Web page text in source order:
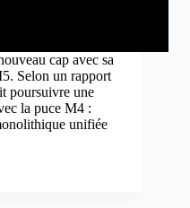
cap avec sa
Selon un rapport
poursuivre une
la puce M4 :
unifiée